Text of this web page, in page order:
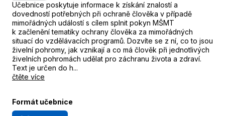
Učebnice poskytuje informace k získání znalostí a
dovedností potřebných při ochraně člověka v případě
mimořádných událostí s cílem splnit pokyn MŠMT
k začlenění tematiky ochrany člověka za mimořádných
situací do vzdělávacích programů. Dozvíte se z ní, co to jsou
živelní pohromy, jak vznikají a co má člověk při jednotlivých
živelních pohromách udělat pro záchranu života a zdraví.
Text je určen do h...
čtěte více
Formát učebnice